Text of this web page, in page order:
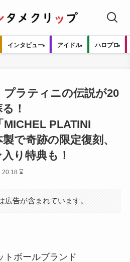
インタビュー アイドル ハロプロ
プラティニの伝説が20
！
MICHEL PLATINI
で奇跡の限定復刻、
り特典も！
⌛
広告が含まれています。
トボールブランド